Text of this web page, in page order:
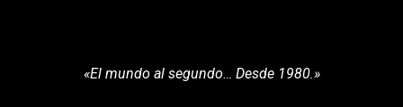
«El mundo al segundo… Desde 1980.»